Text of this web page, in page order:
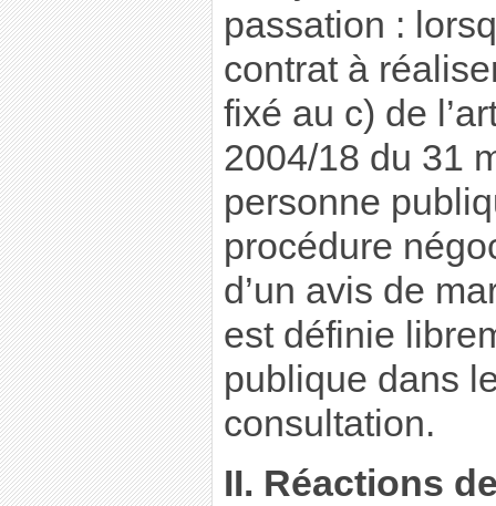
passation :
contrat à
fixé au c) de
2004/18 du 31
personne
procédure
d’un avis de
est définie
publique dans
consultation.
II. Réactions